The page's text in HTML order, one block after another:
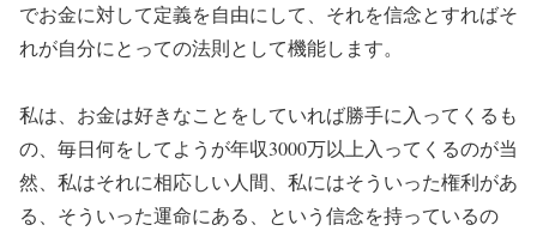
でお金に対して定義を自由にして、それを信念とすればそ
れが自分にとっての法則として機能します。
私は、お金は好きなことをしていれば勝手に入ってくるも
の、毎日何をしてようが年収3000万以上入ってくるのが当
然、私はそれに相応しい人間、私にはそういった権利があ
る、そういった運命にある、という信念を持っているの